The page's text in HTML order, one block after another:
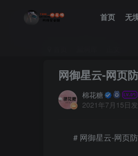
首页 无
网御星云-网页
棉花糖
2021年7月15日
# 网御星云-网页